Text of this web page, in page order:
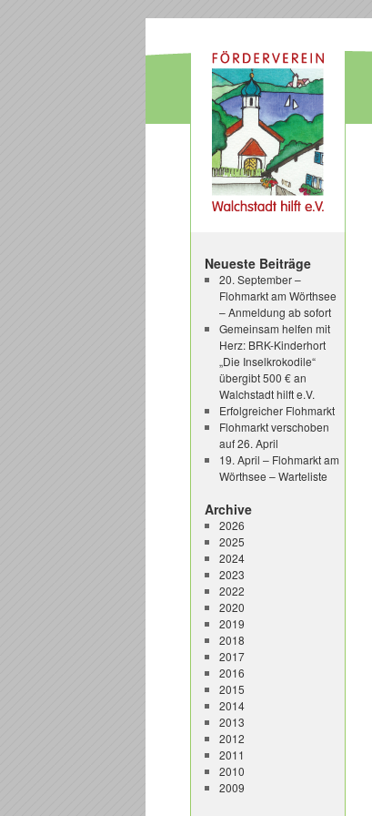
Neueste Beiträge
20. September –
Flohmarkt am Wörthsee
– Anmeldung ab sofort
Gemeinsam helfen mit
Herz: BRK-Kinderhort
„Die Inselkrokodile“
übergibt 500 € an
Walchstadt hilft e.V.
Erfolgreicher Flohmarkt
Flohmarkt verschoben
auf 26. April
19. April – Flohmarkt am
Wörthsee – Warteliste
Archive
2026
2025
2024
2023
2022
2020
2019
2018
2017
2016
2015
2014
2013
2012
2011
2010
2009